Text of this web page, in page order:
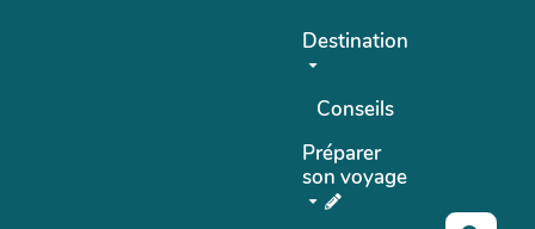
Destination
Conseils
Préparer
son voyage